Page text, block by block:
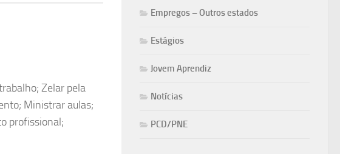
Zelar pela
Ministrar aulas;
profissional;
Empregos – Outros estados
Estágios
Jovem Aprendiz
Notícias
PCD/PNE